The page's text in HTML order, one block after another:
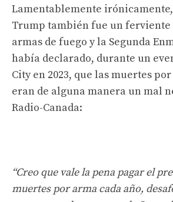
Lamentablemente
Trump también fue un ferviente
armas de fuego y la Segunda
había declarado, durante un
City en 2023, que las muertes
eran de alguna manera un mal
Radio-Canada:
“Creo que vale la pena pagar el
muertes por arma cada año,